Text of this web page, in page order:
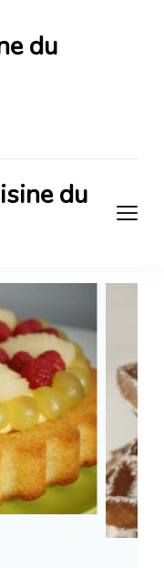
du
du